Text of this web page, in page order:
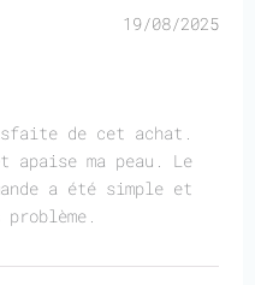
19/08/2025
de cet achat.
ma peau. Le
a été simple et